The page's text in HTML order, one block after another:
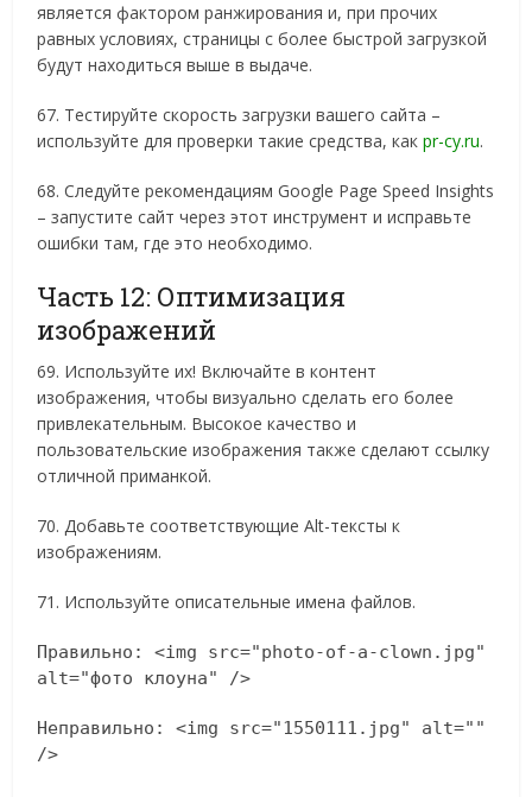
является фактором ранжирования и, при прочих
равных условиях, страницы с более быстрой загрузкой
будут находиться выше в выдаче.
67. Тестируйте скорость загрузки вашего сайта –
используйте для проверки такие средства, какpr-cy.ru.
68. Следуйте рекомендациям Google Page Speed Insights
– запустите сайт через этот инструмент и исправьте
ошибки там, где это необходимо.
Часть 12: Оптимизация
изображений
69. Используйте их! Включайте в контент
изображения, чтобы визуально сделать его более
привлекательным. Высокое качество и
пользовательские изображения также сделают ссылку
отличной приманкой.
70. Добавьте соответствующие Alt-тексты к
изображениям.
71. Используйте описательные имена файлов.
Правильно: <img src="photo-of-a-clown.jpg"
alt="фото клоуна" />
Неправильно: <img src="1550111.jpg" alt=""
/>